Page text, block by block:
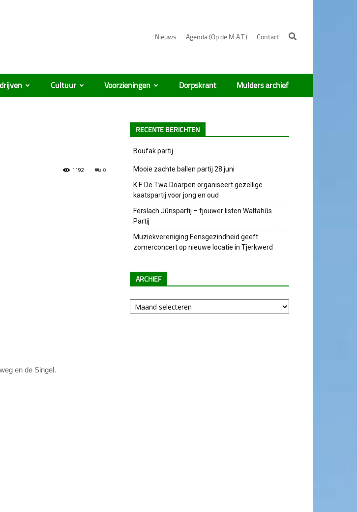
Nieuws Agenda (Op de M.A.T.) Contact
Cultuur Voorzieningen Dorpskrant Mulders archief
0
1192
en de Singel.
RECENTE BERICHTEN
Boufak partij
Mooie zachte ballen partij 28 juni
K.F. De Twa Doarpen organiseert gezellige
kaatspartij voor jong en oud
Ferslach Jûnspartij – fjouwer listen Waltahûs
Partij
Muziekvereniging Eensgezindheid geeft
zomerconcert op nieuwe locatie in Tjerkwerd
ARCHIEF
Archief